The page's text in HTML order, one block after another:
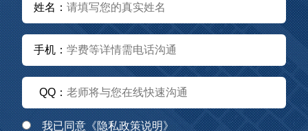
姓名：
手机：
QQ：
我已同意《隐私政策说明》